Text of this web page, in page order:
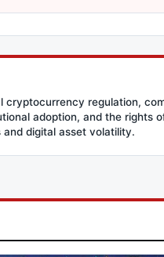
cryptocurrency regulation,
adoption, and the rights
digital asset volatility.